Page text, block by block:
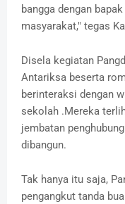
bangga dengan
masyarakat," tegas
Disela kegiatan
Antariksa beserta
berinteraksi dengan
sekolah .Mereka
jembatan
dibangun.
Tak hanya itu saja,
pengangkut tanda